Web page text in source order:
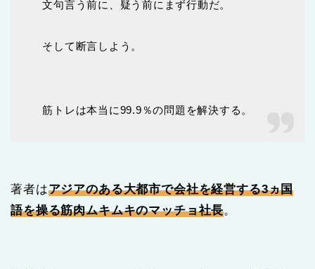
文句言う前に、疑う前にまず行動だ。
そして断言しよう。
筋トレは本当に99.9％の問題を解決する。
著者はアジアのある大都市で会社を経営する3ヵ国
語を操る筋肉ムキムキのマッチョ社長。